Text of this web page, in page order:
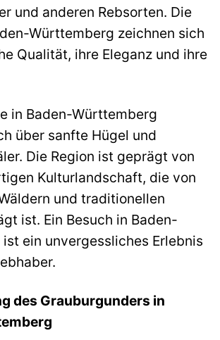
und anderen Rebsorten. Die
Württemberg zeichnen sich
Qualität, ihre Eleganz und ihre
in Baden-Württemberg
über sanfte Hügel und
Die Region ist geprägt von
Kulturlandschaft, die von
und traditionellen
ist. Ein Besuch in Baden-
ein unvergessliches Erlebnis
des Grauburgunders in